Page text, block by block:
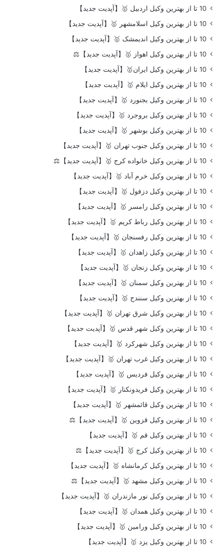
10 تا از بهترین وکیل اردبیل 🥇【آپدیت جدید】
10 تا از بهترین وکیل اسلامشهر 🥇【آپدیت جدید】
10 تا از بهترین وکیل اندیمشک 🥇【آپدیت جدید】
10 تا از بهترین وکیل اهواز 🥇【آپدیت جدید】⚖️
10 تا از بهترین وکیل ایران🥇【آپدیت جدید】
10 تا از بهترین وکیل ایلام 🥇【آپدیت جدید】
10 تا از بهترین وکیل بجنورد 🥇【آپدیت جدید】
10 تا از بهترین وکیل بروجرد 🥇【آپدیت جدید】
10 تا از بهترین وکیل بوشهر 🥇【آپدیت جدید】
10 تا از بهترین وکیل جنوب تهران 🥇【آپدیت جدید】
10 تا از بهترین وکیل خانواده کرج 🥇【آپدیت جدید】⚖️
10 تا از بهترین وکیل خرم آباد 🥇【آپدیت جدید】
10 تا از بهترین وکیل دزفول 🥇【آپدیت جدید】
10 تا از بهترین وکیل رامسر 🥇【آپدیت جدید】
10 تا از بهترین وکیل رباط کریم 🥇【آپدیت جدید】
10 تا از بهترین وکیل رفسنجان 🥇【آپدیت جدید】
10 تا از بهترین وکیل زاهدان 🥇【آپدیت جدید】
10 تا از بهترین وکیل زنجان 🥇【آپدیت جدید】
10 تا از بهترین وکیل سمنان 🥇【آپدیت جدید】
10 تا از بهترین وکیل سنندج 🥇【آپدیت جدید】
10 تا از بهترین وکیل شرق تهران 🥇【آپدیت جدید】
10 تا از بهترین وکیل شهر قدس 🥇【آپدیت جدید】
10 تا از بهترین وکیل شهرکرد 🥇【آپدیت جدید】
10 تا از بهترین وکیل غرب تهران 🥇【آپدیت جدید】
10 تا از بهترین وکیل فردیس 🥇【آپدیت جدید】
10 تا از بهترین وکیل فریدونکنار 🥇【آپدیت جدید】
10 تا از بهترین وکیل قائمشهر 🥇【آپدیت جدید】
10 تا از بهترین وکیل قزوین 🥇【آپدیت جدید】⚖️
10 تا از بهترین وکیل قم 🥇【آپدیت جدید】
10 تا از بهترین وکیل کرج 🥇【آپدیت جدید】⚖️
10 تا از بهترین وکیل کرمانشاه 🥇【آپدیت جدید】
10 تا از بهترین وکیل مشهد 🥇【آپدیت جدید】⚖️
10 تا از بهترین وکیل نور مازندران 🥇【آپدیت جدید】
10 تا از بهترین وکیل همدان 🥇【آپدیت جدید】
10 تا از بهترین وکیل ورامین 🥇【آپدیت جدید】
10 تا از بهترین وکیل یزد 🥇【آپدیت جدید】